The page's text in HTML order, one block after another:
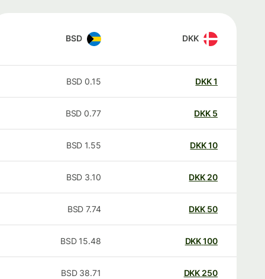
DKK
BSD
DKK
0.15
BSD
DKK
0.77
BSD
DKK
1.55
BSD
20
DKK
3.10
BSD
50
DKK
7.74
BSD
100
DKK
15.48
BSD
250
DKK
38.71
BSD